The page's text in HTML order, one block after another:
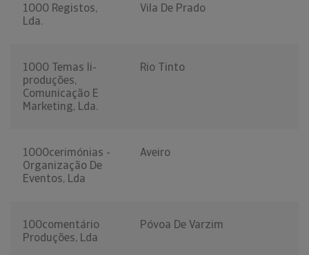
1000 Registos,
Lda.
Vila De Prado
1000 Temas Ii-
produções,
Comunicação E
Marketing, Lda.
Rio Tinto
1000cerimónias -
Organização De
Eventos, Lda
Aveiro
100comentário
Produções, Lda
Póvoa De Varzim